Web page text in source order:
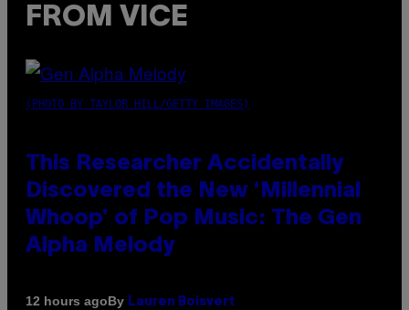
FROM VICE
(PHOTO BY TAYLOR HILL/GETTY IMAGES)
This Researcher Accidentally
Discovered the New ‘Millennial
Whoop’ of Pop Music: The Gen
Alpha Melody
12 hours agoBy Lauren Boisvert